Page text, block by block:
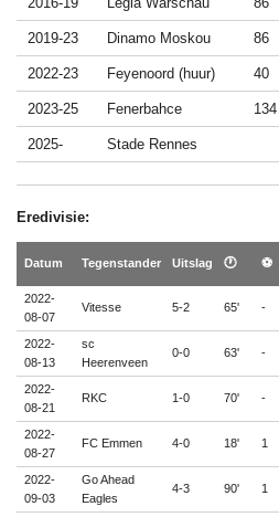
2019-23 Dinamo Moskou 86
2022-23 Feyenoord (huur) 40
2023-25 Fenerbahce 134
2025- Stade Rennes
Eredivisie:
Datum Tegenstander Uitslag 🕐 ⚽
2022-
08-07
Vitesse 5-2 65' -
2022-
08-13
sc
Heerenveen
0-0 63' -
2022-
08-21
RKC 1-0 70' -
2022-
08-27
FC Emmen 4-0 18' 1
2022-
09-03
Go Ahead
Eagles
4-3 90' 1